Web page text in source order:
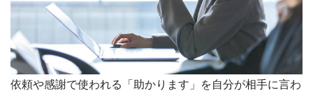
依頼や感謝で使われる「助かります」を自分が相手に言わ